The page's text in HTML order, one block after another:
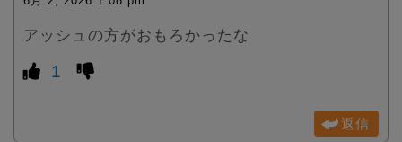
アッシュの方がおもろかったな
1
返信